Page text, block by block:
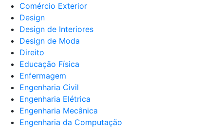
Comércio Exterior
Design
Design de Interiores
Design de Moda
Direito
Educação Física
Enfermagem
Engenharia Civil
Engenharia Elétrica
Engenharia Mecânica
Engenharia da Computação